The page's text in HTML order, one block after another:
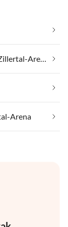
Geschikt voor mensen met allergieën in de Zillertal-Arena
Arena